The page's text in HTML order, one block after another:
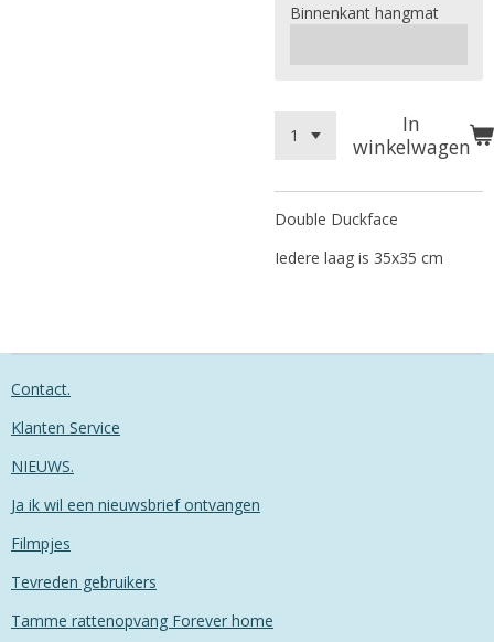
Binnenkant hangmat
In
winkelwagen
Double Duckface
Iedere laag is 35x35 cm
Contact.
Klanten Service
NIEUWS.
Ja ik wil een nieuwsbrief ontvangen
Filmpjes
Tevreden gebruikers
Tamme rattenopvang Forever home